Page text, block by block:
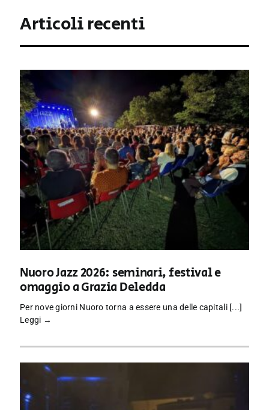
Articoli recenti
Nuoro Jazz 2026: seminari, festival e
omaggio a Grazia Deledda
Per nove giorni Nuoro torna a essere una delle capitali [...]
Leggi →